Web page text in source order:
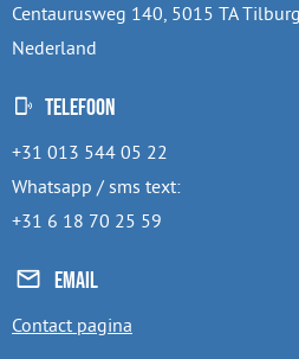
Centaurusweg 140, 5015 TA Tilburg
Nederland
Telefoon
+31 013 544 05 22
Whatsapp / sms text:
+31 6 18 70 25 59
Email
Contact pagina